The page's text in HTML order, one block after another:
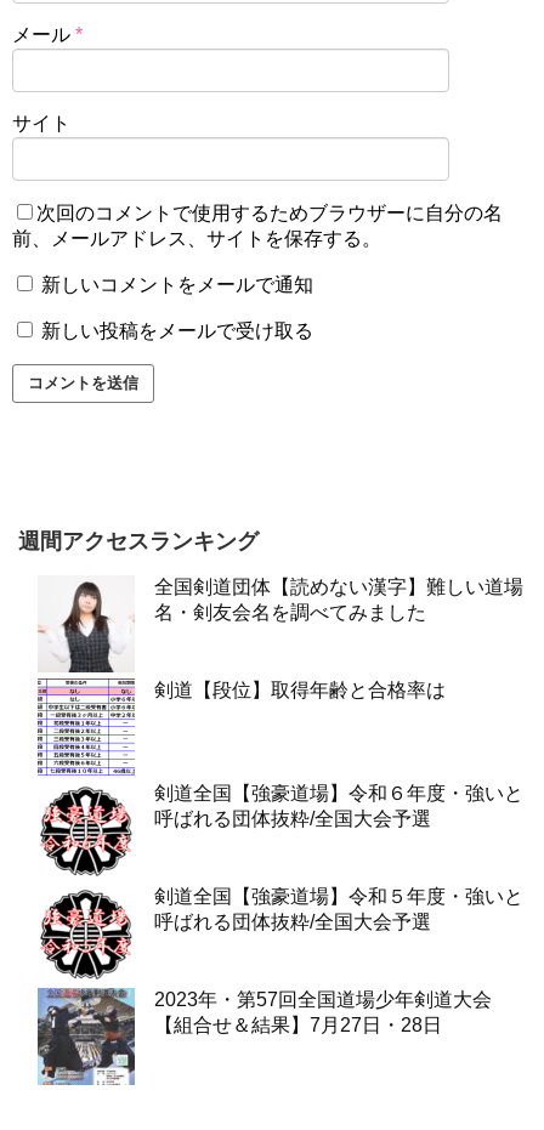
メール *
サイト
次回のコメントで使用するためブラウザーに自分の名
前、メールアドレス、サイトを保存する。
新しいコメントをメールで通知
新しい投稿をメールで受け取る
週間アクセスランキング
全国剣道団体【読めない漢字】難しい道場
名・剣友会名を調べてみました
剣道【段位】取得年齢と合格率は
剣道全国【強豪道場】令和６年度・強いと
呼ばれる団体抜粋/全国大会予選
剣道全国【強豪道場】令和５年度・強いと
呼ばれる団体抜粋/全国大会予選
2023年・第57回全国道場少年剣道大会
【組合せ＆結果】7月27日・28日